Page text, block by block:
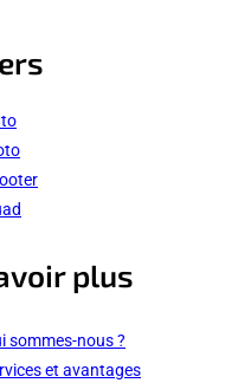
plus
sommes-nous ?
et avantages